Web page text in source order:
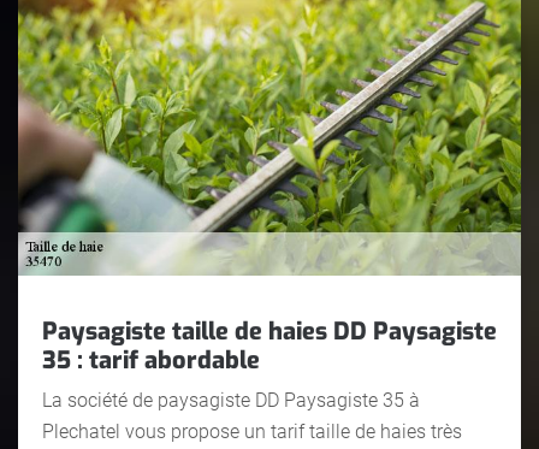
Paysagiste taille de haies DD Paysagiste
35 : tarif abordable
La société de paysagiste DD Paysagiste 35 à
Plechatel vous propose un tarif taille de haies très